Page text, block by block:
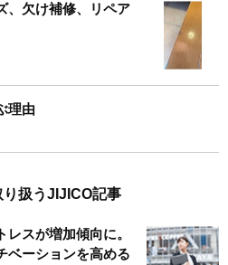
、欠け補修、リペア
理由
扱うJIJICO記事
スが増加傾向に。
ベーションを高める